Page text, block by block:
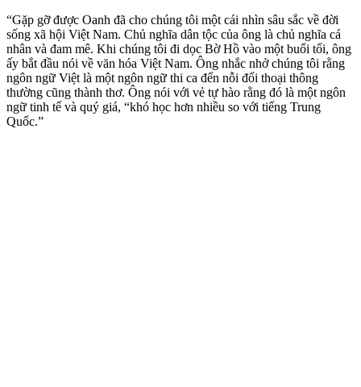
“Gặp gỡ được Oanh đã cho chúng tôi một cái nhìn sâu sắc về đời
sống xã hội Việt Nam. Chủ nghĩa dân tộc của ông là chủ nghĩa cá
nhân và đam mê. Khi chúng tôi đi dọc Bờ Hồ vào một buổi tối, ông
ấy bắt đầu nói về văn hóa Việt Nam. Ông nhắc nhở chúng tôi rằng
ngôn ngữ Việt là một ngôn ngữ thi ca đến nỗi đối thoại thông
thường cũng thành thơ. Ông nói với vẻ tự hào rằng đó là một ngôn
ngữ tinh tế và quý giá, “khó học hơn nhiều so với tiếng Trung
Quốc.”